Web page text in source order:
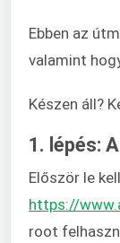
Ebben az
valamint
Készen áll?
1. lépés:
Először le
https://
root